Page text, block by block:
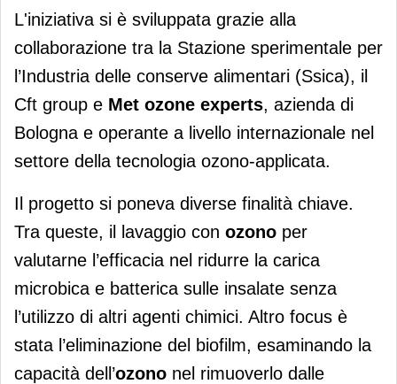
L'iniziativa si è sviluppata grazie alla
collaborazione tra la Stazione sperimentale per
l’Industria delle conserve alimentari (Ssica), il
Cft group e Met ozone experts, azienda di
Bologna e operante a livello internazionale nel
settore della tecnologia ozono-applicata.
Il progetto si poneva diverse finalità chiave.
Tra queste, il lavaggio con ozono per
valutarne l’efficacia nel ridurre la carica
microbica e batterica sulle insalate senza
l’utilizzo di altri agenti chimici. Altro focus è
stata l’eliminazione del biofilm, esaminando la
capacità dell’ozono nel rimuoverlo dalle